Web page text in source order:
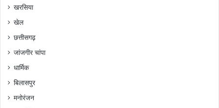
खरसिया
खेल
छत्तीसगढ़
जांजगीर चांपा
धार्मिक
बिलासपुर
मनोरंजन